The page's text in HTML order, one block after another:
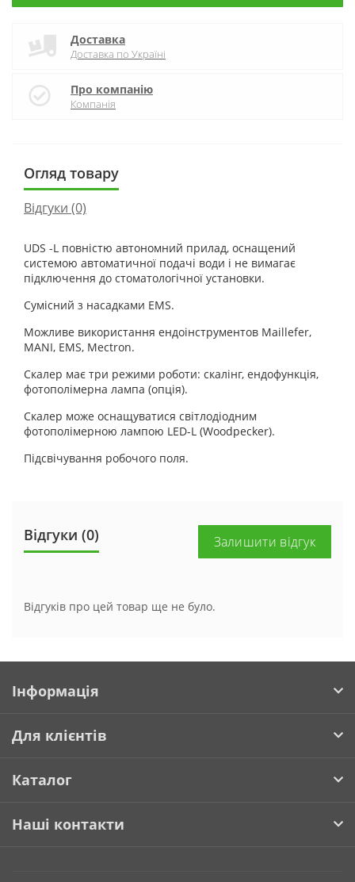
Доставка
Доставка по Україні
Про компанію
Компанія
Огляд товару
Відгуки (0)
UDS -L повністю автономний прилад, оснащений
системою автоматичної подачі води і не вимагає
підключення до стоматологічної установки.
Сумісний з насадками EMS.
Можливе використання ендоінструментов Maillefer,
MANI, EMS, Mectron.
Скалер має три режими роботи: скалінг, ендофункція,
фотополімерна лампа (опція).
Скалер може оснащуватися світлодіодним
фотополімерною лампою LED-L (Woodpecker).
Підсвічування робочого поля.
Відгуки (0) Залишити відгук
Відгуків про цей товар ще не було.
Інформація
Для клієнтів
Каталог
Наші контакти